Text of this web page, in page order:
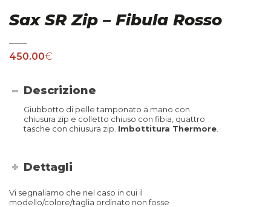
Sax SR Zip – Fibula Rosso
450.00€
Descrizione
Giubbotto di pelle tamponato a mano con
chiusura zip e colletto chiuso con fibia, quattro
tasche con chiusura zip. Imbottitura Thermore
Dettagli
Vi segnaliamo che nel caso in cui il
modello/colore/taglia ordinato non fosse